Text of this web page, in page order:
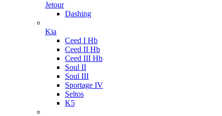
Jetour
Dashing
Kia
Ceed I Hb
Ceed II Hb
Ceed III Hb
Soul II
Soul III
Sportage IV
Seltos
K5